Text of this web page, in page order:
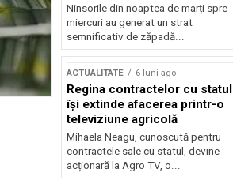
Ninsorile din noaptea de marți spre
miercuri au generat un strat
semnificativ de zăpadă...
ACTUALITATE 6 luni ago
Regina contractelor cu statul
își extinde afacerea printr-o
televiziune agricolă
Mihaela Neagu, cunoscută pentru
contractele sale cu statul, devine
acționară la Agro TV, o...